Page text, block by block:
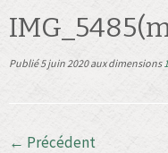
Publié5 juin 2020aux dimensions
← Précédent